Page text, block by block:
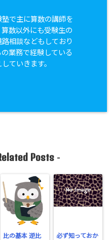
塾で主に算数の講師を
算数以外にも受験生の
相談などもしており
の業務で経験している
ていきます。
Posts-
比の基本 逆比
必ず知っておか